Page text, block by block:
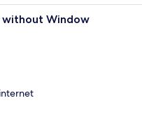
Accessible
without Window